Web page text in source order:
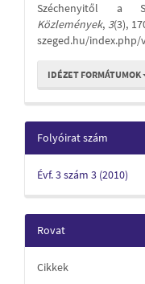
Széchenyitől a
Közlemények, 3(3),
szeged.hu/
IDÉZET FORMÁTUMOK
Folyóirat szám
Évf. 3 szám 3 (2010)
Rovat
Cikkek